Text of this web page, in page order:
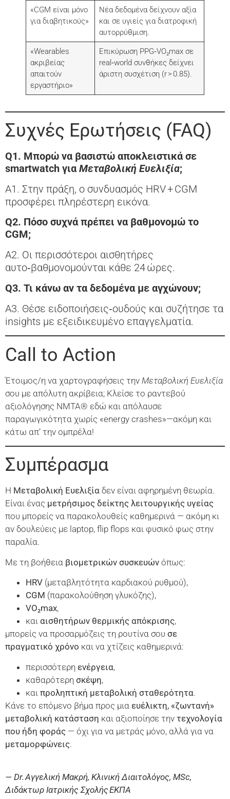
«CGM είναι μόνο
για διαβητικούς»
Νέα δεδομένα δείχνουν αξία
και σε υγιείς για διατροφική
αυτορρύθμιση.
«Wearables
ακριβείας
απαιτούν
εργαστήριο»
Επικύρωση PPG‑VO₂max σε
real‑world συνθήκες δείχνει
άριστη συσχέτιση (r > 0.85).
Συχνές Ερωτήσεις (FAQ)
Q1. Μπορώ να βασιστώ αποκλειστικά σε
smartwatch γιαΜεταβολική Ευελιξία;
A1. Στην πράξη, ο συνδυασμός HRV + CGM
προσφέρει πληρέστερη εικόνα.
Q2. Πόσο συχνά πρέπει να βαθμονομώ το
CGM;
A2. Οι περισσότεροι αισθητήρες
αυτο‑βαθμονομούνται κάθε 24 ώρες.
Q3. Τι κάνω αν τα δεδομένα με αγχώνουν;
A3. Θέσε ειδοποιήσεις‑ουδούς και συζήτησε τα
insights με εξειδικευμένο επαγγελματία.
Call to Action
Έτοιμος/η να χαρτογραφήσεις την Μεταβολική Ευελιξία
σου με απόλυτη ακρίβεια; Κλείσε το ραντεβού
αξιολόγησης NMTA® εδώ και απόλαυσε
παραγωγικότητα χωρίς «energy crashes»—ακόμη και
κάτω απ’ την ομπρέλα!
Συμπέρασμα
Η Μεταβολική Ευελιξία δεν είναι αφηρημένη θεωρία.
Είναι ένας μετρήσιμος δείκτης λειτουργικής υγείας
που μπορείς να παρακολουθείς καθημερινά — ακόμη κι
αν δουλεύεις με laptop, flip flops και φυσικό φως στην
παραλία.
Με τη βοήθεια βιομετρικών συσκευών όπως:
HRV (μεταβλητότητα καρδιακού ρυθμού),
CGM (παρακολούθηση γλυκόζης),
VO₂max,
και αισθητήρων θερμικής απόκρισης,
μπορείς να προσαρμόζεις τη ρουτίνα σου σε
πραγματικό χρόνο και να χτίζεις καθημερινά:
περισσότερη ενέργεια,
καθαρότερη σκέψη,
και προληπτική μεταβολική σταθερότητα.
Κάνε το επόμενο βήμα προς μια ευέλικτη, «ζωντανή»
μεταβολική κατάσταση και αξιοποίησε την τεχνολογία
που ήδη φοράς — όχι για να μετράς μόνο, αλλά για να
μεταμορφώνεις.
— Dr. Αγγελική Μακρή, Κλινική Διαιτολόγος, MSc,
Διδάκτωρ Ιατρικής Σχολής ΕΚΠΑ